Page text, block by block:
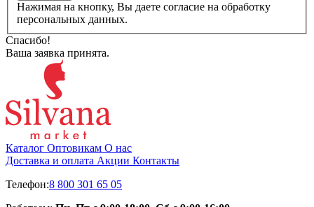
Нажимая на кнопку, Вы даете согласие на обработку
персональных данных.
Спасибо!
Ваша заявка принята.
Каталог Оптовикам О нас
Доставка и оплата Акции Контакты
Телефон:8 800 301 65 05